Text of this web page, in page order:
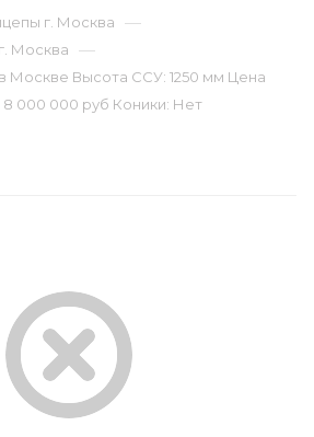
г. Москва —
Москва —
Москве Высота ССУ: 1250 мм Цена
8 000 000 руб Коники: Нет